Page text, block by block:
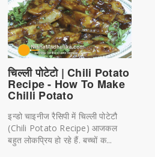
चिल्ली पोटेटो | Chili Potato
Recipe - How To Make
Chilli Potato
इन्डो चाइनीज रैसिपी में चिल्ली पोटेटौ
(Chili Potato Recipe) आजकल
बहुत लोकप्रिय हो रहे हैं. बच्चों क...